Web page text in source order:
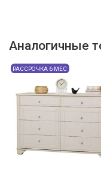
Аналогичные
РАССРОЧКА 6 МЕС